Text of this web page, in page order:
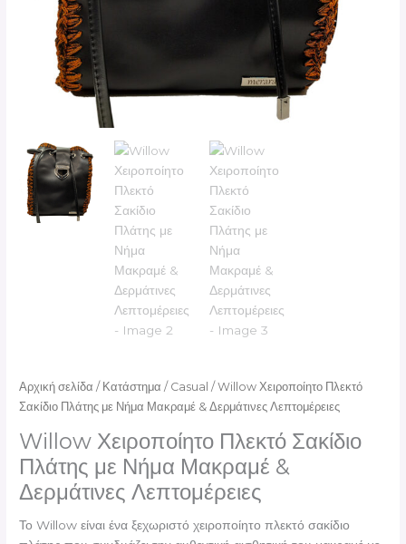
Αρχική σελίδα / Κατάστημα / Casual / Willow Χειροποίητο Πλεκτό
Σακίδιο Πλάτης με Νήμα Μακραμέ & Δερμάτινες Λεπτομέρειες
Willow Χειροποίητο Πλεκτό Σακίδιο
Πλάτης με Νήμα Μακραμέ &
Δερμάτινες Λεπτομέρειες
Το Willow είναι ένα ξεχωριστό χειροποίητο πλεκτό σακίδιο